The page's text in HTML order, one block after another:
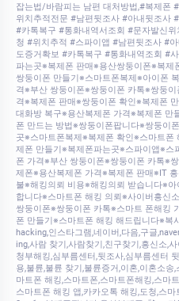
잡는법/바람피는 남편 대처방법,#복제폰
위치추적전문 #남편뒷조사 #아내뒷조사
#카톡복구 #통화내역서조회 #문자발신
청 #위치추적 #스파이앱 #남편뒷조사 #
도증거확보 #카톡복구 #통화내역조회 #
파는곳※복제폰 판매※용산쌍둥이폰※복
쌍둥이폰 만들기※스마트폰복제※아이폰
격※부산 쌍둥이폰※쌍둥이폰 카톡※쌍둥
격※복제폰 판매※쌍둥이폰 확인※복제폰
대화방 복구※용산복제폰 가격※복제폰 만
폰 만드는 방법※쌍둥이폰팝니다※쌍둥이
곳※스마트폰복제※복제폰 확인※스마트
제폰 만들기※복제폰파는곳※스파이앱※스
폰 가격※부산 쌍둥이폰※쌍둥이폰 카톡※
제폰※용산복제폰 가격※복제폰 판매※IT
불※해킹의뢰 비용※해킹의뢰 받습니다※
합니다※스마트폰 해킹 의뢰※사이버흥신
쌍둥이폰※쌍둥이폰 카톡※스마트 폰해킹
폰 만들기※스마트폰 해킹 해드립니다※복
hacking,인스타그램,네이버,다음,구글
ing,사람 찾기,사람찾기,친구찾기,흥신소,
청부해킹,심부름센터,뒷조사,심부름센터
용,불륜,불륜 찾기,불륜증거,이혼,이혼소
마트폰 해킹,스마트폰,스마트폰해킹,스마
스마트폰 해킹 앱,카카오톡 해킹,도청,스